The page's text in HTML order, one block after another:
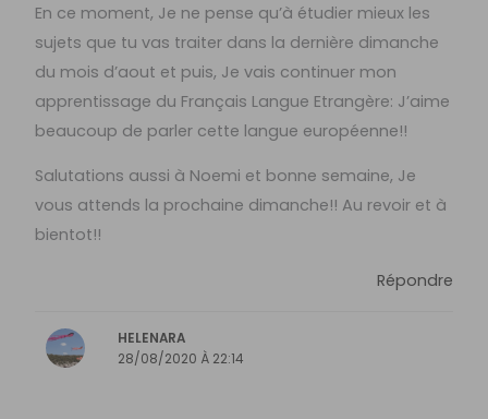
En ce moment, Je ne pense qu’à étudier mieux les
sujets que tu vas traiter dans la dernière dimanche
du mois d’aout et puis, Je vais continuer mon
apprentissage du Français Langue Etrangère: J’aime
beaucoup de parler cette langue européenne!!
Salutations aussi à Noemi et bonne semaine, Je
vous attends la prochaine dimanche!! Au revoir et à
bientot!!
Répondre
HELENARA
28/08/2020 À 22:14